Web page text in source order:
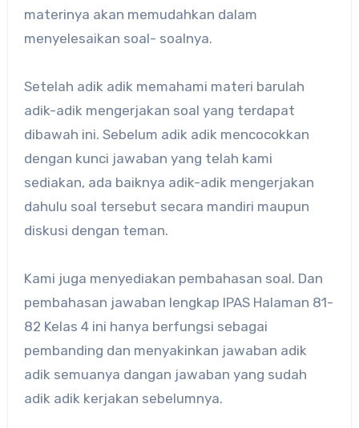
materinya akan memudahkan dalam
menyelesaikan soal- soalnya.
Setelah adik adik memahami materi barulah
adik-adik mengerjakan soal yang terdapat
dibawah ini. Sebelum adik adik mencocokkan
dengan kunci jawaban yang telah kami
sediakan, ada baiknya adik-adik mengerjakan
dahulu soal tersebut secara mandiri maupun
diskusi dengan teman.
Kami juga menyediakan pembahasan soal. Dan
pembahasan jawaban lengkap IPAS Halaman 81-
82 Kelas 4 ini hanya berfungsi sebagai
pembanding dan menyakinkan jawaban adik
adik semuanya dangan jawaban yang sudah
adik adik kerjakan sebelumnya.